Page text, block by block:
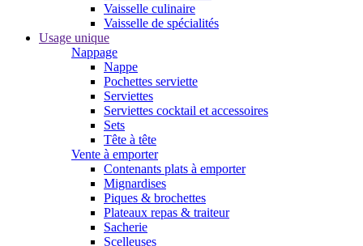
Vaisselle culinaire
Vaisselle de spécialités
Usage unique
Nappage
Nappe
Pochettes serviette
Serviettes
Serviettes cocktail et accessoires
Sets
Tête à tête
Vente à emporter
Contenants plats à emporter
Mignardises
Piques & brochettes
Plateaux repas & traiteur
Sacherie
Scelleuses